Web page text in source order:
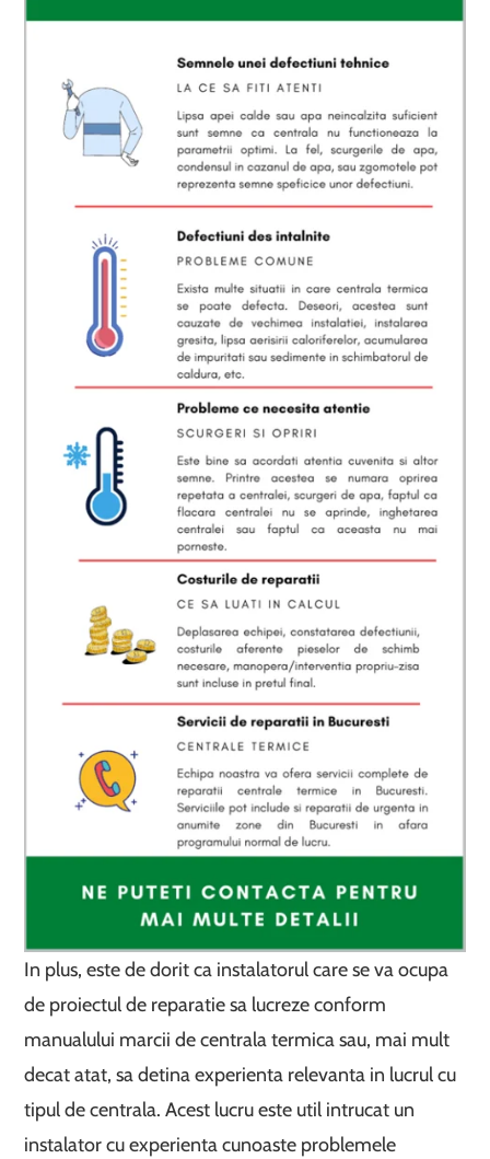
In plus, este de dorit ca instalatorul care se va ocupa
de proiectul de reparatie sa lucreze conform
manualului marcii de centrala termica sau, mai mult
decat atat, sa detina experienta relevanta in lucrul cu
tipul de centrala. Acest lucru este util intrucat un
instalator cu experienta cunoaste problemele